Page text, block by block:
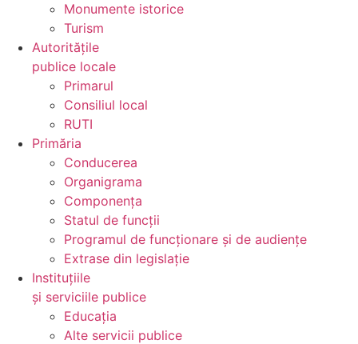
Monumente istorice
Turism
Autoritățile
publice locale
Primarul
Consiliul local
RUTI
Primăria
Conducerea
Organigrama
Componența
Statul de funcții
Programul de funcționare și de audiențe
Extrase din legislație
Instituțiile
și serviciile publice
Educația
Alte servicii publice